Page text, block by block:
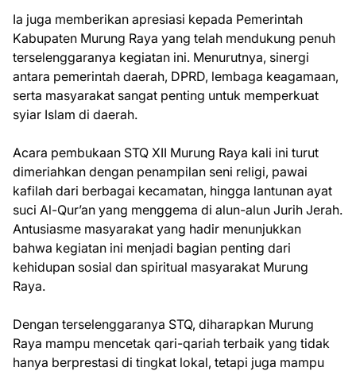
Ia juga memberikan apresiasi kepada Pemerintah
Kabupaten Murung Raya yang telah mendukung penuh
terselenggaranya kegiatan ini. Menurutnya, sinergi
antara pemerintah daerah, DPRD, lembaga keagamaan,
serta masyarakat sangat penting untuk memperkuat
syiar Islam di daerah.
Acara pembukaan STQ XII Murung Raya kali ini turut
dimeriahkan dengan penampilan seni religi, pawai
kafilah dari berbagai kecamatan, hingga lantunan ayat
suci Al-Qur’an yang menggema di alun-alun Jurih Jerah.
Antusiasme masyarakat yang hadir menunjukkan
bahwa kegiatan ini menjadi bagian penting dari
kehidupan sosial dan spiritual masyarakat Murung
Raya.
Dengan terselenggaranya STQ, diharapkan Murung
Raya mampu mencetak qari-qariah terbaik yang tidak
hanya berprestasi di tingkat lokal, tetapi juga mampu